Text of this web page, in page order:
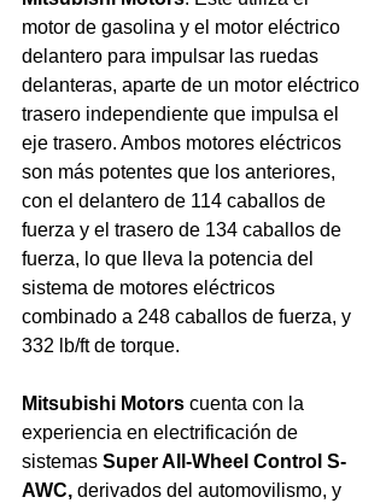
motor de gasolina y el motor eléctrico
delantero para impulsar las ruedas
delanteras, aparte de un motor eléctrico
trasero independiente que impulsa el
eje trasero. Ambos motores eléctricos
son más potentes que los anteriores,
con el delantero de 114 caballos de
fuerza y el trasero de 134 caballos de
fuerza, lo que lleva la potencia del
sistema de motores eléctricos
combinado a 248 caballos de fuerza, y
332 lb/ft de torque.
Mitsubishi Motors cuenta con la
experiencia en electrificación de
sistemas Super All-Wheel Control S-
AWC, derivados del automovilismo, y